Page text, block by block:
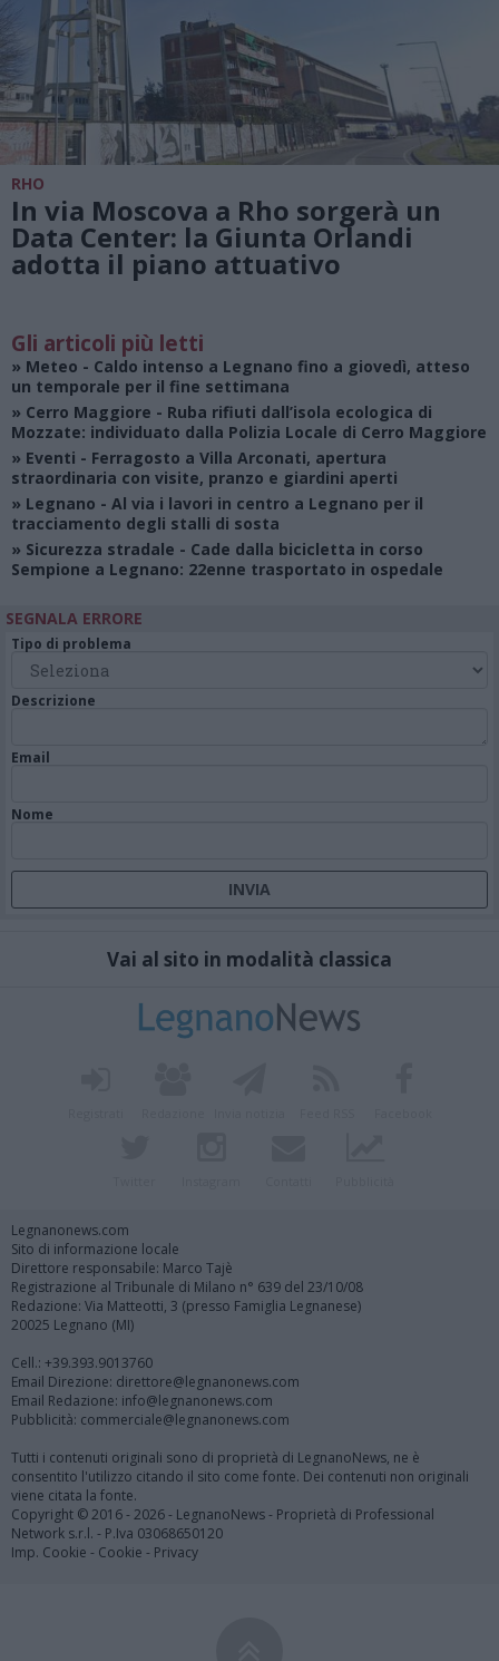
RHO
In via Moscova a Rho sorgerà un
Data Center: la Giunta Orlandi
adotta il piano attuativo
Gli articoli più letti
» Meteo - Caldo intenso a Legnano fino a giovedì, atteso
un temporale per il fine settimana
» Cerro Maggiore - Ruba rifiuti dall’isola ecologica di
Mozzate: individuato dalla Polizia Locale di Cerro Maggiore
» Eventi - Ferragosto a Villa Arconati, apertura
straordinaria con visite, pranzo e giardini aperti
» Legnano - Al via i lavori in centro a Legnano per il
tracciamento degli stalli di sosta
» Sicurezza stradale - Cade dalla bicicletta in corso
Sempione a Legnano: 22enne trasportato in ospedale
SEGNALA ERRORE
Tipo di problema
Descrizione
Email
Nome
Vai al sito in modalità classica
Legnanonews.com
Sito di informazione locale
Direttore responsabile: Marco Tajè
Registrazione al Tribunale di Milano n° 639 del 23/10/08
Redazione: Via Matteotti, 3 (presso Famiglia Legnanese)
20025 Legnano (MI)
Cell.: +39.393.9013760
Email Direzione: direttore@legnanonews.com
Email Redazione: info@legnanonews.com
Pubblicità: commerciale@legnanonews.com
Tutti i contenuti originali sono di proprietà di LegnanoNews, ne è
consentito l'utilizzo citando il sito come fonte. Dei contenuti non originali
viene citata la fonte.
Copyright © 2016 - 2026 - LegnanoNews - Proprietà di Professional
Network s.r.l. - P.Iva 03068650120
Imp. Cookie - Cookie - Privacy